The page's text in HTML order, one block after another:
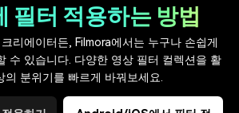
필터 적용하는 방법
리에이터든, Filmora에서는 누구나 손쉽게
수 있습니다. 다양한 영상 필터 컬렉션을 활
의 분위기를 빠르게 바꿔보세요.